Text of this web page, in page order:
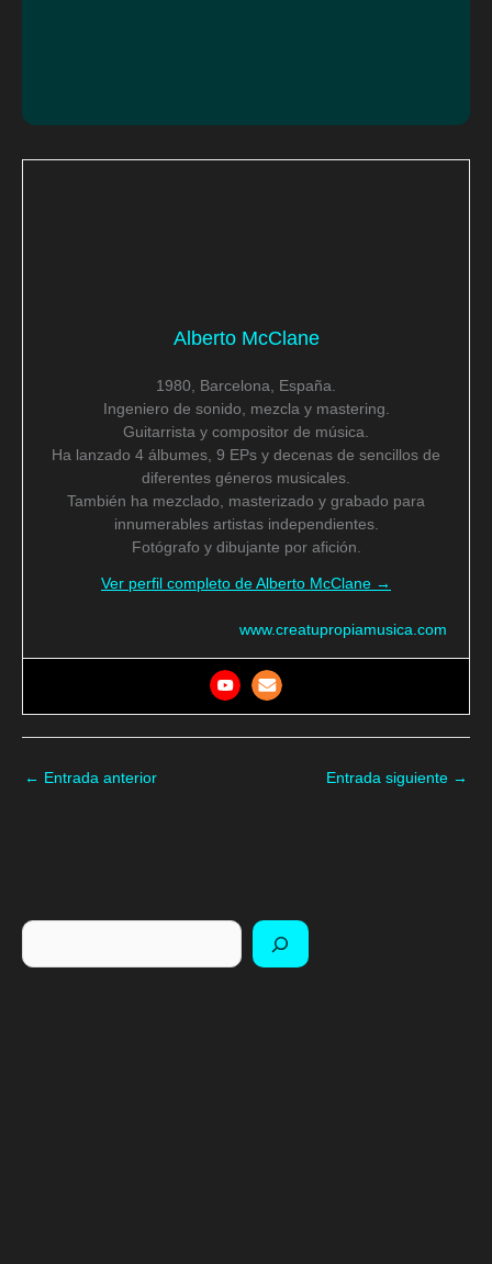
Alberto McClane
1980, Barcelona, España.
Ingeniero de sonido, mezcla y mastering.
Guitarrista y compositor de música.
Ha lanzado 4 álbumes, 9 EPs y decenas de sencillos de
diferentes géneros musicales.
También ha mezclado, masterizado y grabado para
innumerables artistas independientes.
Fotógrafo y dibujante por afición.
Ver perfil completo de Alberto McClane →
www.creatupropiamusica.com
← Entrada anterior Entrada siguiente →
Buscar